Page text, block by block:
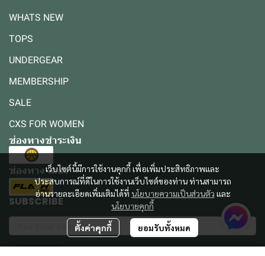
เว็บไซต์นี้มีการใช้งานคุกกี้ เพื่อเพิ่มประสิทธิภาพและ
ประสบการณ์ที่ดีในการใช้งานเว็บไซต์ของท่าน ท่านสามารถ
อ่านรายละเอียดเพิ่มเติมได้ที่ นโยบายความเป็นส่วนตัว และ
นโยบายคุกกี้
ตั้งค่าคุกกี้ ยอมรับทั้งหมด
WHATS NEW
TOPS
UNDERGEAR
MEMBERSHIP
SALE
CXS FOR WOMEN
ช่องทางชำระเงิน
ช่องทางจัดส่ง
SUBSCRIBE